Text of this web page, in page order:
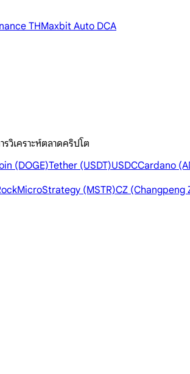
THMaxbit Auto DCA
วิเคราะห์ตลาดคริปโต
(DOGE)Tether (USDT)USDCCardano
MicroStrategy (MSTR)CZ (Changpeng